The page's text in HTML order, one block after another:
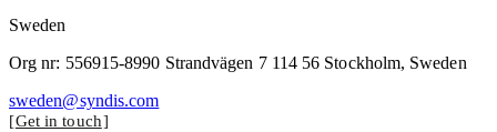
Sweden
Org nr: 556915-8990 Strandvägen 7 114 56 Stockholm, Sweden
sweden@syndis.com
Get in touch